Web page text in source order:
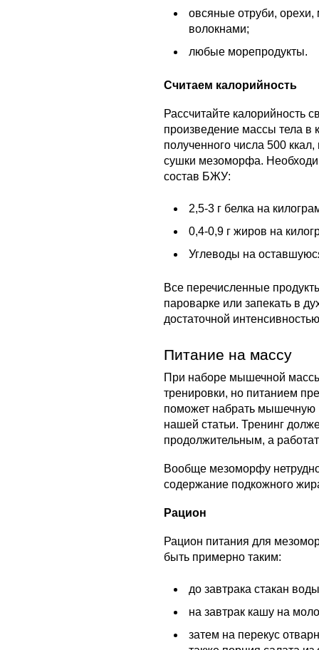
овсяные отруби,
волокнами;
любые морепродукты.
Считаем калорийность
Рассчитайте калорийность
произведение массы тела в
полученного числа 500
сушки мезоморфа.
состав БЖУ:
2,5-3 г белка на
0,4-0,9 г жиров на
Углеводы на
Все перечисленные
пароварке или запекать в
достаточной
Питание на массу
При наборе мышечной
тренировки, но питанием
поможет набрать мышечную
нашей статьи. Тренинг
продолжительным, а
Вообще мезоморфу
содержание подкожного
Рацион
Рацион питания для
быть примерно таким:
до завтрака стакан
на завтрак кашу на
затем на перекус